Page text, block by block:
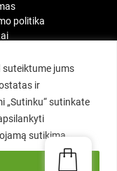
suteiktume jums
ir
„Sutinku“ sutinkate
sutikimą.
politika
rekvizitai
penkis
697 41234
g. 19, Kaunas
– 16:30